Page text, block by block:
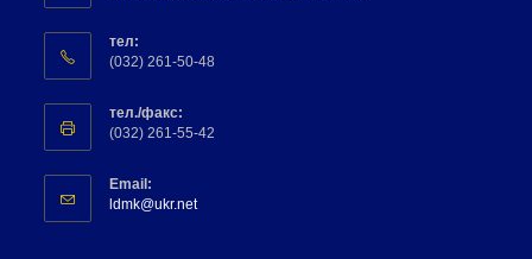
тел:
(032) 261-50-48
тел./факс:
(032) 261-55-42
Email:
ldmk@ukr.net